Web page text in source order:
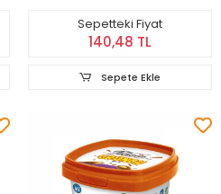
Sepetteki Fiyat
140,48 TL
Sepete Ekle